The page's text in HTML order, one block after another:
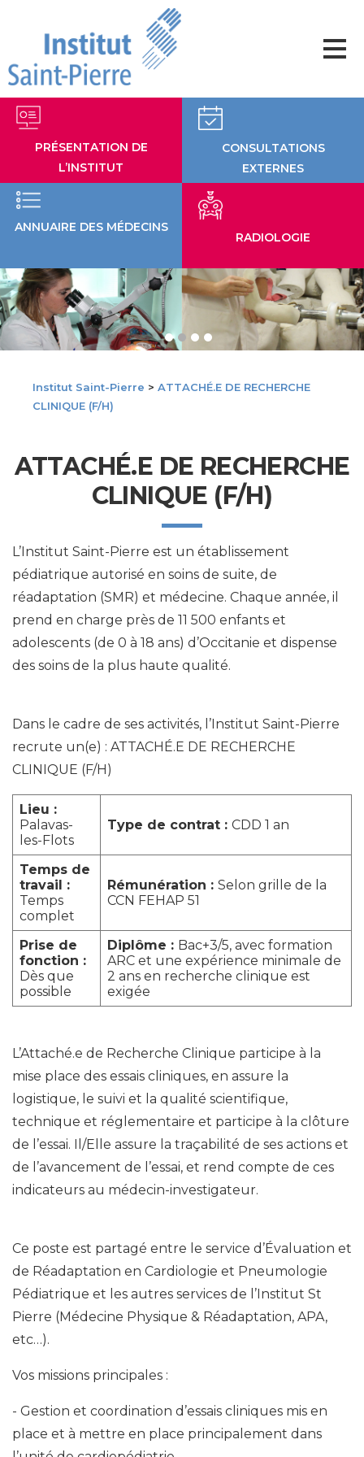
contenu
PRÉSENTATION DE
L’INSTITUT
ANNUAIRE DES MÉDECINS
CONSULTATIONS
EXTERNES
RADIOLOGIE
Institut Saint-Pierre > ATTACHÉ.E DE RECHERCHE
CLINIQUE (F/H)
ATTACHÉ.E DE RECHERCHE
CLINIQUE (F/H)
L’Institut Saint-Pierre est un établissement
pédiatrique autorisé en soins de suite, de
réadaptation (SMR) et médecine. Chaque année, il
prend en charge près de 11 500 enfants et
adolescents (de 0 à 18 ans) d’Occitanie et dispense
des soins de la plus haute qualité.
Dans le cadre de ses activités, l’Institut Saint-Pierre
recrute un(e) : ATTACHÉ.E DE RECHERCHE
CLINIQUE (F/H)
Lieu :
Palavas-
les-Flots
Type de contrat : CDD 1 an
Temps de
travail :
Temps
complet
Rémunération : Selon grille de la
CCN FEHAP 51
Prise de
fonction :
Dès que
possible
Diplôme : Bac+3/5, avec formation
ARC et une expérience minimale de
2 ans en recherche clinique est
exigée
L’Attaché.e de Recherche Clinique participe à la
mise place des essais cliniques, en assure la
logistique, le suivi et la qualité scientifique,
technique et réglementaire et participe à la clôture
de l’essai. Il/Elle assure la traçabilité de ses actions et
de l’avancement de l’essai, et rend compte de ces
indicateurs au médecin-investigateur.
Ce poste est partagé entre le service d’Évaluation et
de Réadaptation en Cardiologie et Pneumologie
Pédiatrique et les autres services de l’Institut St
Pierre (Médecine Physique & Réadaptation, APA,
etc…).
Vos missions principales :
Gestion et coordination d’essais cliniques mis en
place et à mettre en place principalement dans